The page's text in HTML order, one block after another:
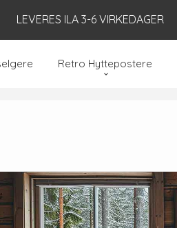
LEVERES ILA 3-6 VIRKEDAGER
Retro Hyttepostere